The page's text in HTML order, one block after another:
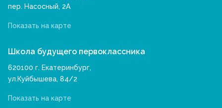
пер. Насосный, 2А
Показать на карте
Школа будущего первоклассника
620100 г. Екатеринбург,
ул.Куйбышева, 84/2
Показать на карте